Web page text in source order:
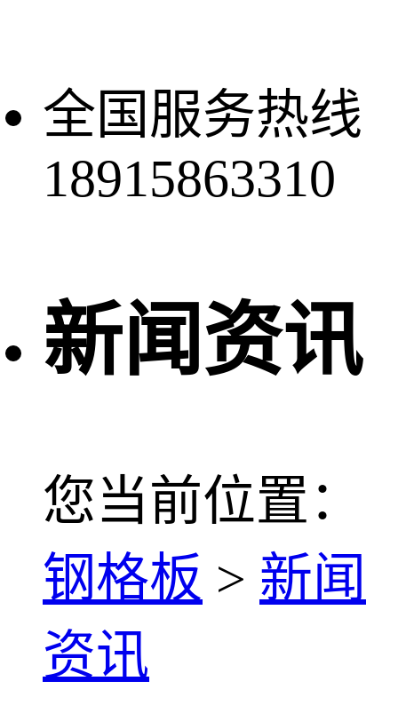
全国服务热线
18915863310
新闻资讯
您当前位置：
钢格板 > 新闻
资讯